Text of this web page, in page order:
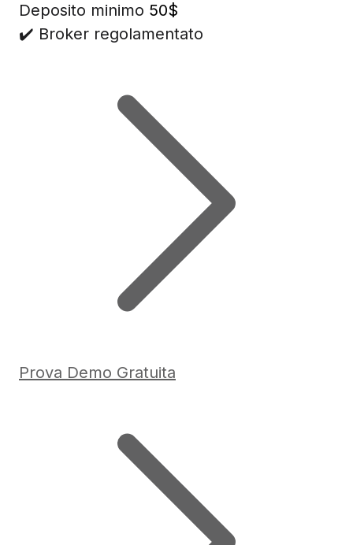
Deposito minimo 50$
✔️ Broker regolamentato
Prova Demo Gratuita